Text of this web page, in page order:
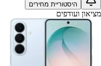
היסטוריית מחירים
מציאון ועודפים